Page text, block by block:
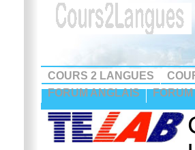
COURS 2 LANGUES
FORUM ANGLAIS